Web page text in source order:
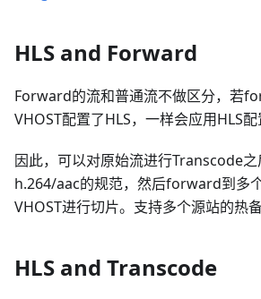
HLS and Forward
Forward的流和普通流不做区分，若
VHOST配置了HLS，一样会应用HLS配
因此，可以对原始流进行Transcode
h.264/aac的规范，然后forward到多
VHOST进行切片。支持多个源站的热备
HLS and Transcode